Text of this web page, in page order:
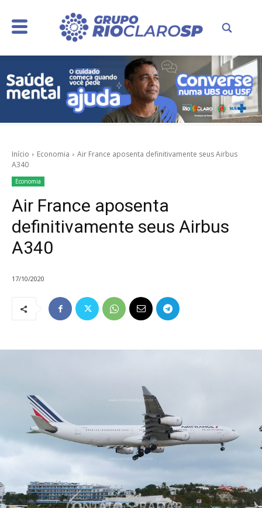
Início Economia
Air France aposenta definitivamente seus Airbus
A340
Economia
Air France aposenta
definitivamente seus Airbus
A340
17/10/2020